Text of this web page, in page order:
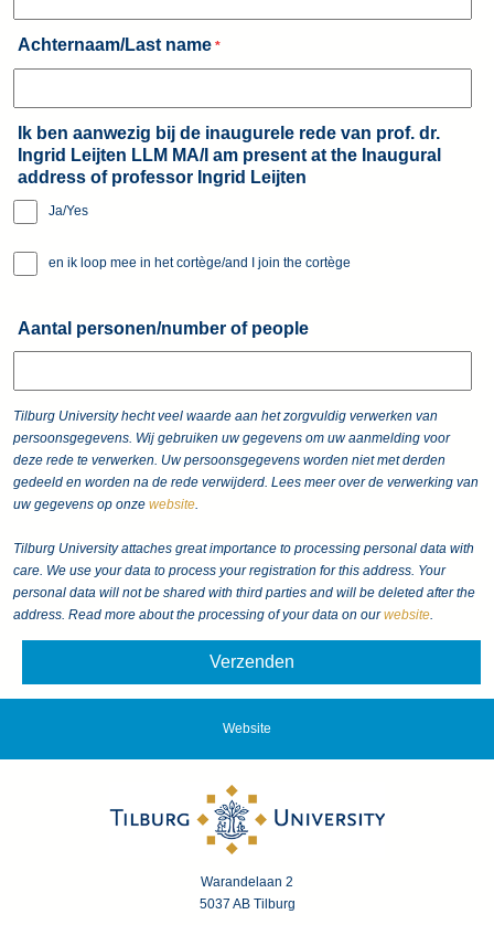
Achternaam/Last name *
Ik ben aanwezig bij de inaugurele rede van prof. dr.
Ingrid Leijten LLM MA/I am present at the Inaugural
address of professor Ingrid Leijten
Ja/Yes
en ik loop mee in het cortège/and I join the cortège
Aantal personen/number of people
Tilburg University hecht veel waarde aan het zorgvuldig verwerken van
persoonsgegevens. Wij gebruiken uw gegevens om uw aanmelding voor
deze rede te verwerken. Uw persoonsgegevens worden niet met derden
gedeeld en worden na de rede verwijderd. Lees meer over de verwerking van
uw gegevens op onze website.
Tilburg University attaches great importance to processing personal data with
care. We use your data to process your registration for this address. Your
personal data will not be shared with third parties and will be deleted after the
address. Read more about the processing of your data on ourwebsite.
Website
Warandelaan 2
5037 AB Tilburg